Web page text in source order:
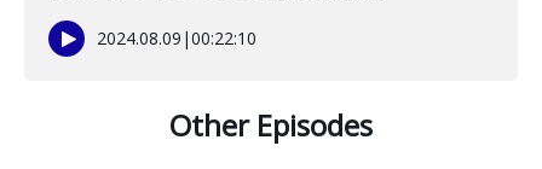
2024.08.09 |00:22:10
Other Episodes